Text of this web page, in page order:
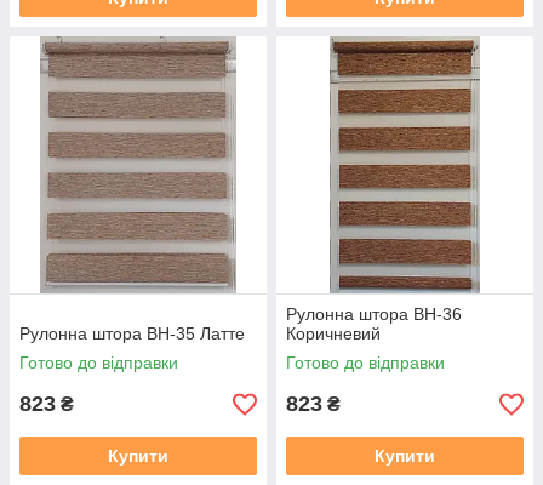
Рулонна штора ВН-35 Латте
Готово до відправки
823 ₴
Купити
Рулонна штора ВН-36
Коричневий
Готово до відправки
823 ₴
Купити